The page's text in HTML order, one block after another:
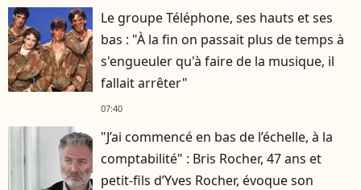
Le groupe Téléphone, ses hauts et ses
bas : "À la fin on passait plus de temps à
s'engueuler qu'à faire de la musique, il
fallait arrêter"
07:40
"J’ai commencé en bas de l’échelle, à la
comptabilité" : Bris Rocher, 47 ans et
petit-fils d’Yves Rocher, évoque son